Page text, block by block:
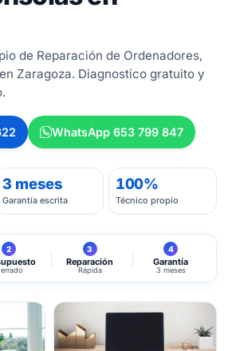
de Reparación de Ordenadores,
Zaragoza. Diagnostico gratuito y
WhatsApp 653 799 847
3 meses
Garantía escrita
100%
Técnico propio
2 3
Reparación
Rápida
4
Garantía
3 meses